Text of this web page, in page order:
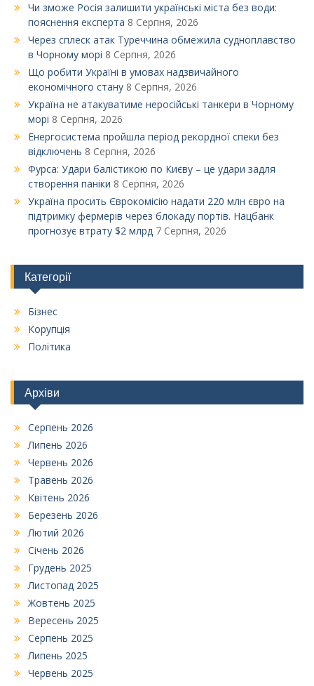
Чи зможе Росія залишити українські міста без води:
пояснення експерта 8 Серпня, 2026
Через сплеск атак Туреччина обмежила судноплавство
в Чорному морі 8 Серпня, 2026
Що робити Україні в умовах надзвичайного
економічного стану 8 Серпня, 2026
Україна не атакуватиме неросійські танкери в Чорному
морі 8 Серпня, 2026
Енергосистема пройшла період рекордної спеки без
відключень 8 Серпня, 2026
Фурса: Удари балістикою по Києву – це удари задля
створення паніки 8 Серпня, 2026
Україна просить Єврокомісію надати 220 млн євро на
підтримку фермерів через блокаду портів. Нацбанк
прогнозує втрату $2 млрд 7 Серпня, 2026
Категорії
Бізнес
Корупція
Політика
Архіви
Серпень 2026
Липень 2026
Червень 2026
Травень 2026
Квітень 2026
Березень 2026
Лютий 2026
Січень 2026
Грудень 2025
Листопад 2025
Жовтень 2025
Вересень 2025
Серпень 2025
Липень 2025
Червень 2025